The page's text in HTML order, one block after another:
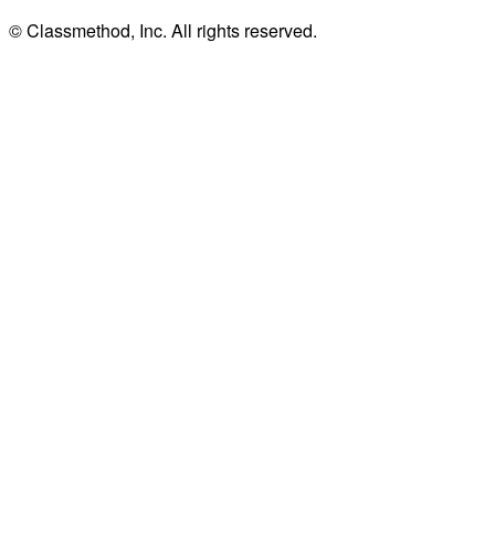
© Classmethod, Inc. All rights reserved.